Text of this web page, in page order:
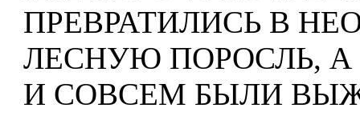
ПРЕВРАТИЛИСЬ В
ЛЕСНУЮ ПОРОСЛЬ,
И СОВСЕМ БЫЛИ